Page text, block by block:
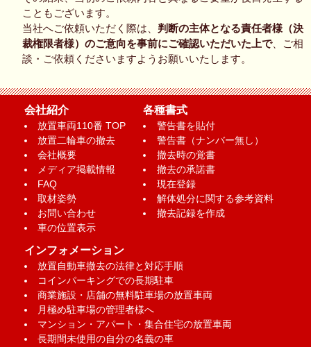
こともございます。
当社へご依頼いただく際は、 判断の主体となる責任者様（決
裁権限者様）のご意向を事前にご確認いただいた上で、ご相
談・ご依頼くださいますようお願いいたします。
会社紹介
放置車両110番 TOP
放置二輪車の撤去
会社概要
メディア掲載情報
FAQ
取材姿勢
お問い合わせ
車の位置表示
各種書式
警告書を貼付
警告書（ナンバー無し）
撤去時の覚書
撤去の承諾書
現在登録
解体処分に関する参考資料
撤去記録を作成
インフォメーション
放置自動車撤去の法律と対応手順
コインパーキングでの長期駐車
商業施設・店舗の無料駐車場の放置車両
月極め駐車場の管理者様へ
マンション・アパート・集合住宅の放置車両
長期間未使用の自分の名義の車